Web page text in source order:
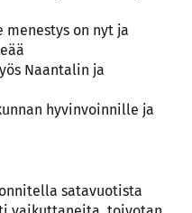
on nyt ja
Naantalin ja
hyvinvoinnille ja
satavuotista